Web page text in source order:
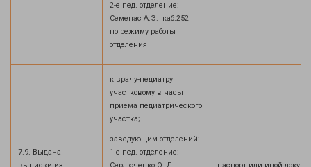
2-е пед. отделение:
Семенас А.Э. каб.252
по режиму работы
отделения
7.9. Выдача
к врачу-педиатру
участковому в часы
приема педиатрического
участка;
заведующим отделений:
1-е пед. отделение: